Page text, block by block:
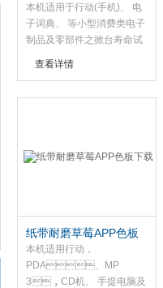
色板下载
本机适用于行动(手机)、 电
子词典、 等小型消费类电子
制品及零部件之掀台寿命试
查看详情
纸带耐磨草莓APP色板
下载
本机适用行动，
PDA、MP
3，CD机、 手提电脑及